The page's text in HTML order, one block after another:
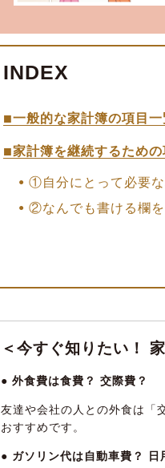
一般的な家計簿の項目一
家計簿を継続するため
①自分にとって必要
②なんでも書ける欄を
食費
自分に必要な項目を1
しっかり整理したい方
固定費
＜今すぐ知りたい！
● 外食費は食費？ 交際費？
友達や会社の人との外食は「
おすすめです。
● ガソリン代は自動車費？ 日